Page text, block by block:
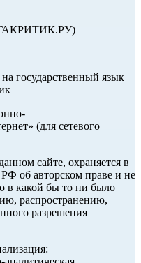
государственный язык
(для сетевого
сайте, охраняется в
РФ об авторском праве и не
в какой бы то ни было
распространению,
разрешения